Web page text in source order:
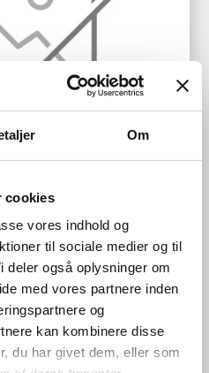
Om
cookies
vores indhold og
til sociale medier og til
også oplysninger om
med vores partnere inden
og
kan kombinere disse
du har givet dem, eller som